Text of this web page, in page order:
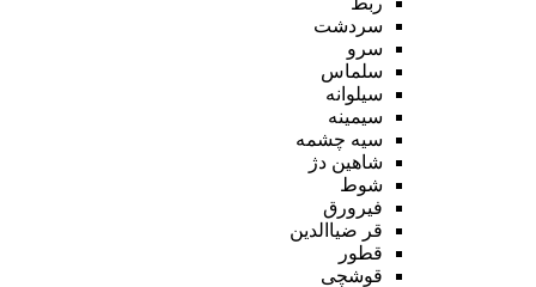
سردشت
سرو
سلماس
سیلوانه
سیمینه
سیه چشمه
شاهین دژ
شوط
فیرورق
قر ضیاالدین
قطور
قوشچی